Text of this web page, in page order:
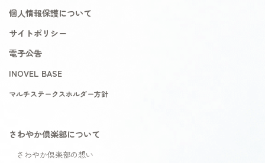
個人情報保護について
サイトポリシー
電子公告
INOVEL BASE
マルチステークスホルダー方針
さわやか倶楽部について
さわやか倶楽部の想い